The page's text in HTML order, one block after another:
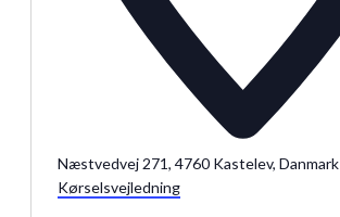
Næstvedvej 271, 4760 Kastelev, Danmark
Kørselsvejledning